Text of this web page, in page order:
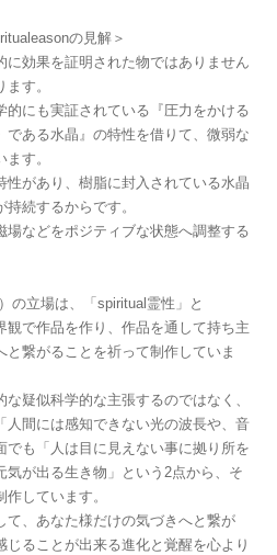
の見解＞
に効果を証明された物ではありません
す。
的にも実証されている『圧力をかける
である水晶』の特性を借りて、微弱な
す。
性があり、樹脂に封入されている水晶
続するからです。
場などをポジティブな状態へ調整する
の立場は、「spiritual霊性」と
観で作品を作り、作品を通して持ち主
繋がることを祈って制作していま
疑似科学的な主張するのではなく、
人間には感知できない光の波長や、音
でも「人は目に見えない事に拠り所を
が出る生き物」という2点から、そ
しています。
て、あなた様だけの気づきへと繋が
じることが出来る進化と覚醒を心より